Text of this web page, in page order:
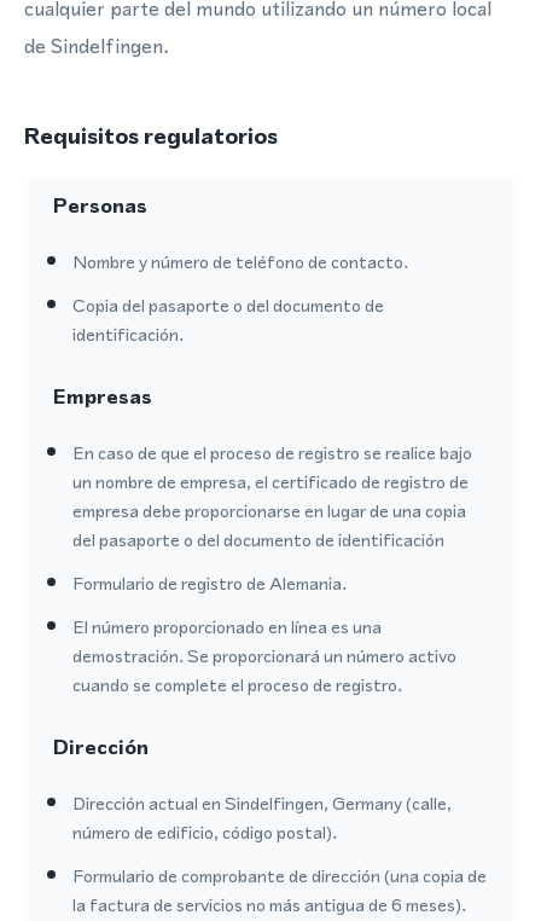
cualquier parte del mundo utilizando un número local
de Sindelfingen.
Requisitos regulatorios
Personas
Nombre y número de teléfono de contacto.
Copia del pasaporte o del documento de
identificación.
Empresas
En caso de que el proceso de registro se realice bajo
un nombre de empresa, el certificado de registro de
empresa debe proporcionarse en lugar de una copia
del pasaporte o del documento de identificación
Formulario de registro de Alemania.
El número proporcionado en línea es una
demostración. Se proporcionará un número activo
cuando se complete el proceso de registro.
Dirección
Dirección actual en Sindelfingen, Germany (calle,
número de edificio, código postal).
Formulario de comprobante de dirección (una copia de
la factura de servicios no más antigua de 6 meses).